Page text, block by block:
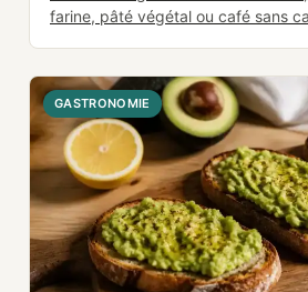
farine, pâté végétal ou café sans
GASTRONOMIE